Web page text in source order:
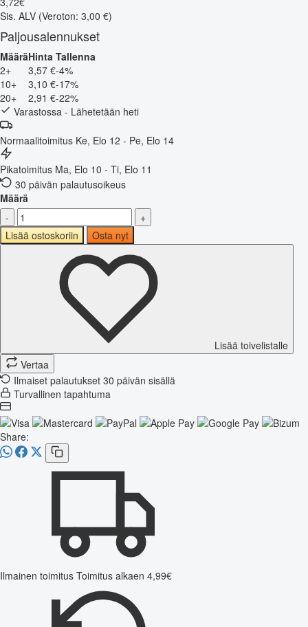
Sis. ALV (Veroton: 3,00 €)
Paljousalennukset
MääräHinta Tallenna
2+
3,57 €-4%
10+
3,10 €-17%
20+
2,91 €-22%
Varastossa - Lähetetään heti
Normaalitoimitus Ke, Elo 12 - Pe, Elo 14
Pikatoimitus Ma, Elo 10 - Ti, Elo 11
30 päivän palautusoikeus
Määrä
-
+
Lisää ostoskoriin
Osta nyt
Lisää toivelistalle
Vertaa
Ilmaiset palautukset 30 päivän sisällä
Turvallinen tapahtuma
Share:
Ilmainen toimitus Toimitus alkaen 4,99€